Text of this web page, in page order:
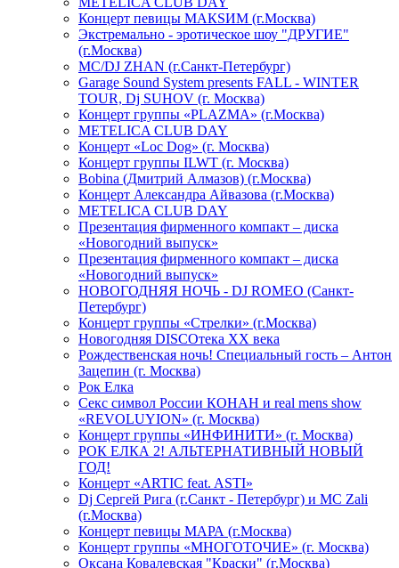
Концерт певицы МАКSИМ (г.Москва)
Экстремально - эротическое шоу "ДРУГИЕ"
(г.Москва)
МС/DJ ZHAN (г.Санкт-Петербург)
Garage Sound System presents FALL - WINTER
TOUR, Dj SUHOV (г. Москва)
Концерт группы «PLAZMA» (г.Москва)
METELICA CLUB DAY
Концерт «Loc Dog» (г. Москва)
Концерт группы ILWT (г. Москва)
Bobina (Дмитрий Алмазов) (г.Москва)
Концерт Александра Айвазова (г.Москва)
METELICA CLUB DAY
Презентация фирменного компакт – диска
«Новогодний выпуск»
Презентация фирменного компакт – диска
«Новогодний выпуск»
НОВОГОДНЯЯ НОЧЬ - DJ ROMEO (Санкт-
Петербург)
Концерт группы «Стрелки» (г.Москва)
Новогодняя DISCOтека ХХ века
Рождественская ночь! Специальный гость – Антон
Зацепин (г. Москва)
Рок Елка
Секс символ России КОНАН и real mens show
«REVOLUYION» (г. Москва)
Концерт группы «ИНФИНИТИ» (г. Москва)
РОК ЕЛКА 2! АЛЬТЕРНАТИВНЫЙ НОВЫЙ
ГОД!
Концерт «ARTIC feat. ASTI»
Dj Сергей Рига (г.Санкт - Петербург) и MC Zali
(г.Москва)
Концерт певицы МАРА (г.Москва)
Концерт группы «МНОГОТОЧИЕ» (г. Москва)
Оксана Ковалевская "Краски" (г.Москва)